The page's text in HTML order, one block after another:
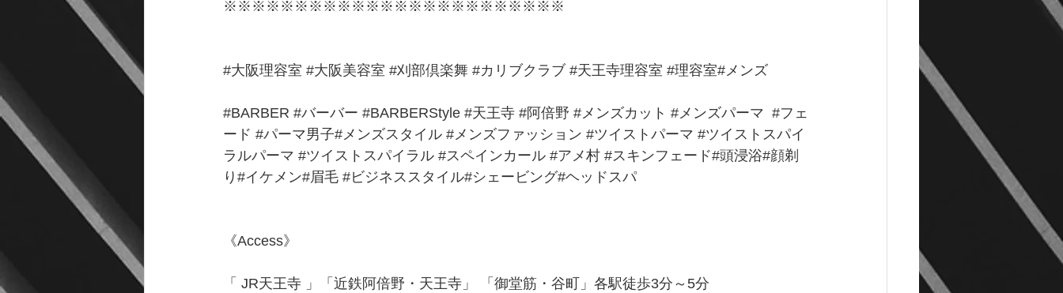
※※※※※※※※※※※※※※※※※※※※※※※※
#大阪理容室 #大阪美容室 #刈部倶楽舞 #カリブクラブ #天王寺理容室 #理容室#メンズ
#BARBER #バーバー #BARBERStyle #天王寺 #阿倍野 #メンズカット #メンズパーマ #フェ
ード #パーマ男子#メンズスタイル #メンズファッション #ツイストパーマ #ツイストスパイ
ラルパーマ #ツイストスパイラル #スペインカール #アメ村 #スキンフェード#頭浸浴#顔剃
り#イケメン#眉毛 #ビジネススタイル#シェービング#ヘッドスパ
《Access》
「 JR天王寺 」「近鉄阿倍野・天王寺」 「御堂筋・谷町」各駅徒歩3分～5分